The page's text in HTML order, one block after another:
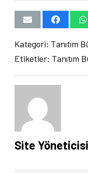
Kategori: Tanıtım
Etiketler: Tanıtım
Site Yöneticisi